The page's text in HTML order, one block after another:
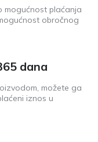
mogućnost plaćanja
obročnog
dana
možete ga
iznos u